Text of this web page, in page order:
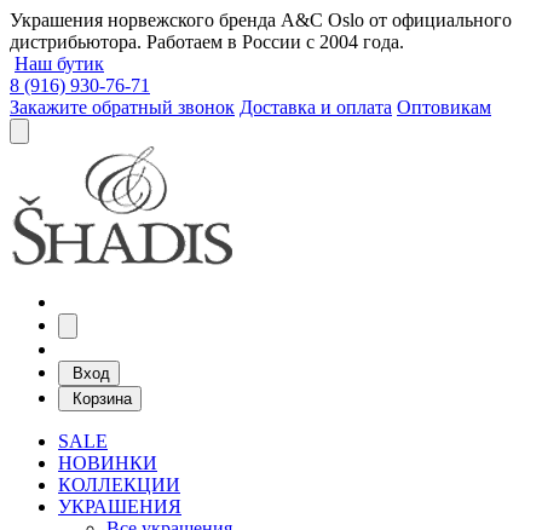
Украшения норвежского бренда A&C Oslo от официального
дистрибьютора. Работаем в России с 2004 года.
Наш бутик
8 (916) 930-76-71
Закажите обратный звонок Доставка и оплата Оптовикам
Вход
Корзина
SALE
НОВИНКИ
КОЛЛЕКЦИИ
УКРАШЕНИЯ